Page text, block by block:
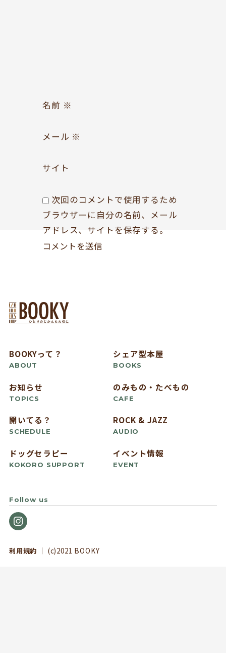
名前 ※
メール ※
サイト
次回のコメントで使用するため
ブラウザーに自分の名前、メール
アドレス、サイトを保存する。
BOOKYって？
ABOUT
シェア型本屋
BOOKS
お知らせ
TOPICS
のみもの・たべもの
CAFE
開いてる？
SCHEDULE
ROCK & JAZZ
AUDIO
ドッグセラピー
KOKORO SUPPORT
イベント情報
EVENT
Follow us
利用規約 ｜ (c)2021 BOOKY